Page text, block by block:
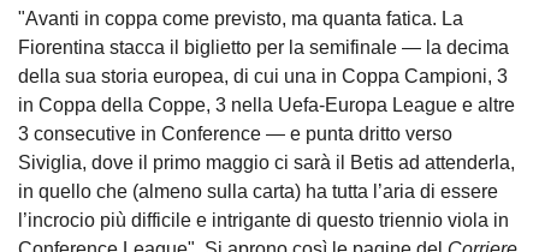
"Avanti in coppa come previsto, ma quanta fatica. La
Fiorentina stacca il biglietto per la semifinale — la decima
della sua storia europea, di cui una in Coppa Campioni, 3
in Coppa della Coppe, 3 nella Uefa-Europa League e altre
3 consecutive in Conference — e punta dritto verso
Siviglia, dove il primo maggio ci sarà il Betis ad attenderla,
in quello che (almeno sulla carta) ha tutta l’aria di essere
l’incrocio più difficile e intrigante di questo triennio viola in